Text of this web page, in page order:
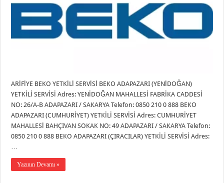
ARİFİYE BEKO YETKİLİ SERVİSİ BEKO ADAPAZARI (YENİDOĞAN)
YETKİLİ SERVİSİ Adres: YENİDOĞAN MAHALLESİ FABRİKA CADDESİ
NO: 26/A-B ADAPAZARI / SAKARYA Telefon: 0850 210 0 888 BEKO
ADAPAZARI (CUMHURİYET) YETKİLİ SERVİSİ Adres: CUMHURİYET
MAHALLESİ BAHÇIVAN SOKAK NO: 49 ADAPAZARI / SAKARYA Telefon:
0850 210 0 888 BEKO ADAPAZARI (ÇIRACILAR) YETKİLİ SERVİSİ Adres:
Yazının Devamı »